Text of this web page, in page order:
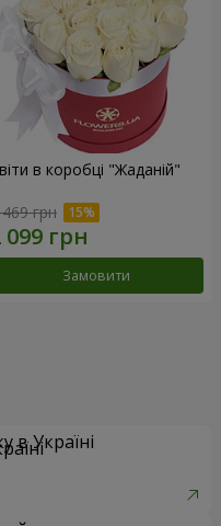
в коробці "Жаданій"
грн
Замовити
в Україні